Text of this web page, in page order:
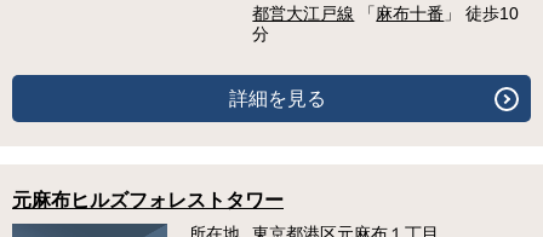
都営大江戸線 「麻布十番 」 徒歩10
分
詳細を見る
元麻布ヒルズフォレストタワー